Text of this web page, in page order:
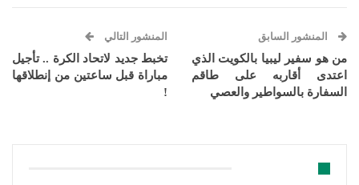
المنشور السابق
من هو سفير ليبيا بالكويت الذي
اعتدى أقاربه على طاقم
السفارة بالسواطير والعصي
المنشور التالي
تخبط جديد لاتحاد الكرة .. تأجيل
مباراة قبل ساعتين من إنطلاقها
!